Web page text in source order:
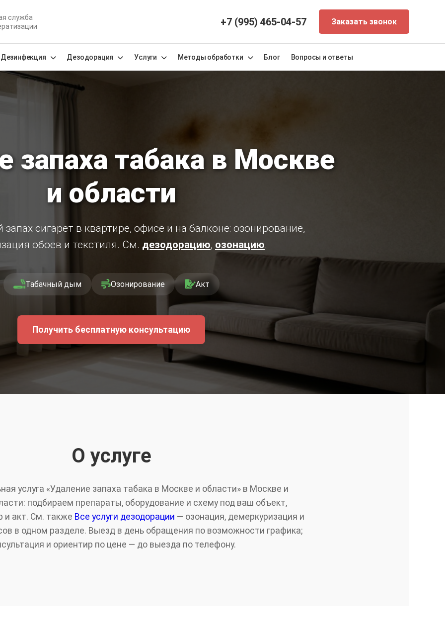
служба
+7 (995) 465-04-57 Заказать звонок
Дезинфекция Дезодорация Услуги Методы обработки Блог Вопросы и ответы
запаха табака в Москве
и области
сигарет в квартире, офисе и на балконе: озонирование,
обоев и текстиля. См. дезодорацию, озонацию.
Табачный дым Озонирование Акт
Получить бесплатную консультацию
О услуге
услуга «Удаление запаха табака в Москве и области» в Москве и
подбираем препараты, оборудование и схему под ваш объект,
и акт. См. также Все услуги дезодорации — озонация, демеркуризация и
в одном разделе. Выезд в день обращения по возможности графика;
и ориентир по цене — до выезда по телефону.